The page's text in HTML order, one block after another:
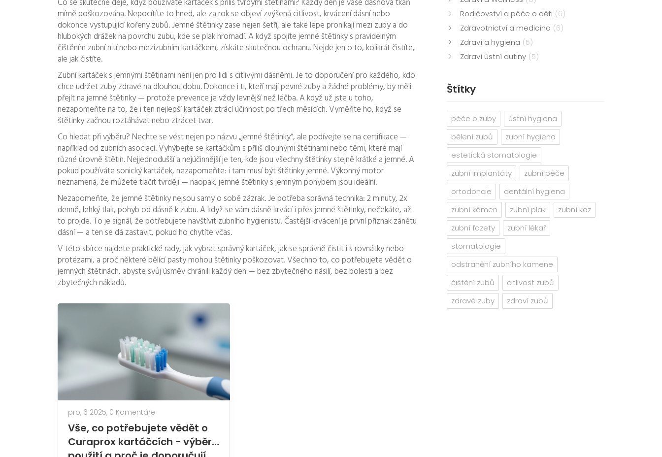
Co se skutečně děje, když používáte kartáček s příliš tvrdými štětinami? Každý den je vaše dásňová tkáň
mírně poškozována. Nepocítíte to hned, ale za rok se objeví zvýšená citlivost, krvácení dásní nebo
dokonce vystupující kořeny zubů. Jemné štětinky zase nejen šetří, ale také lépe pronikají mezi zuby a do
hlubokých drážek na povrchu zubu, kde se plak hromadí. A když spojíte jemné štětinky s pravidelným
čištěním zubní nití nebo mezizubním kartáčkem, získáte skutečnou ochranu. Nejde jen o to, kolikrát čistíte,
ale jak čistíte.
Zubní kartáček s jemnými štětinami není jen pro lidi s citlivými dásněmi. Je to doporučení pro každého, kdo
chce udržet zuby zdravé na dlouhou dobu. Dokonce i ti, kteří mají pevné zuby a žádné problémy, by měli
přejít na jemné štětinky — protože prevence je vždy levnější než léčba. A když už jste u toho,
nezapomeňte na to, že i ten nejlepší kartáček ztrácí účinnost po třech měsících. Vyměňte ho, když se
štětinky začnou roztáhávat nebo ztrácet tvar.
Co hledat při výběru? Nechte se vést nejen po názvu „jemné štětinky“, ale podívejte se na certifikace —
například od zubních asociací. Vyhýbejte se kartáčkům s příliš dlouhými štětinami nebo těmi, které mají
různé úrovně štětin. Nejjednodušší a nejúčinnější je ten, kde jsou všechny štětinky stejně krátké a jemné. A
pokud používáte sonický kartáček, nezapomeňte: i tam musí být štětinky jemné. Výkonný motor
neznamená, že můžete tlačit tvrději — naopak, jemné štětinky s jemným pohybem jsou ideální.
Nezapomeňte, že jemné štětinky nejsou samy o sobě zázrak. Je potřeba správná technika: 2 minuty, 2x
denně, lehký tlak, pohyb od dásně k zubu. A když se vám dásně krvácí i přes jemné štětinky, nečekáte, až
to projde. To je signál, že potřebujete navštívit zubního hygienistu. Častější krvácení je první příznak zánětu
dásní — a ten se dá zastavit, pokud ho chytíte včas.
V této sbírce najdete praktické rady, jak vybrat správný kartáček, jak se správně čistit i s rovnátky nebo
protézami, a proč některé bělící pasty mohou štětinky poškozovat. Všechno to, co potřebujete vědět o
jemných štětinách, abyste svůj úsměv chránili každý den — bez zbytečného násilí, bez bolesti a bez
zbytečných nákladů.
pro, 6 2025, 0 Komentáře
Vše, co potřebujete vědět o
Curaprox kartáčcích - výběr,
Rodičovství a péče o děti (6)
Zdravotnictví a medicína (6)
Zdraví a hygiena (5)
Zdraví ústní dutiny (5)
Štítky
péče o zuby
ústní hygiena
bělení zubů
zubní hygiena
estetická stomatologie
zubní implantáty
zubní péče
ortodoncie
dentální hygiena
zubní kámen
zubní plak
zubní kaz
zubní fazety
zubní lékař
stomatologie
odstranění zubního kamene
čištění zubů
citlivost zubů
zdravé zuby
zdraví zubů